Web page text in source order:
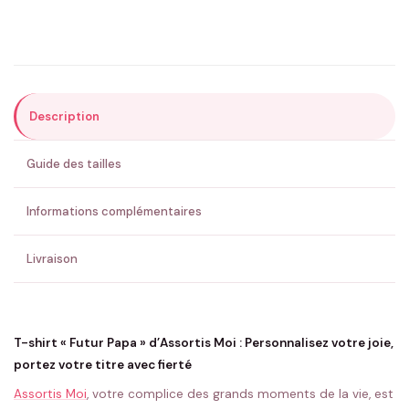
ENVOYER MA DEMANDE ✨
💚 Retour sous 24-48h🇫🇷 Flocage en France✅ Validation avant fabrication
Description
Guide des tailles
Informations complémentaires
Livraison
T-shirt « Futur Papa » d’Assortis Moi : Personnalisez votre joie,
portez votre titre avec fierté
Assortis Moi, votre complice des grands moments de la vie, est